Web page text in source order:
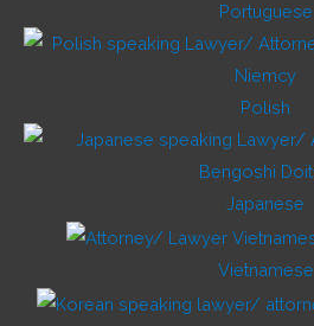
Portuguese
Polish
Japanese
Vietnamese